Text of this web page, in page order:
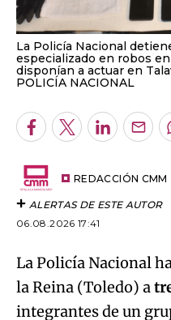
La Policía Nacional
especializado en robos
disponían a actuar en
POLICÍA NACIONAL
Facebook
TwitterLinkedIn
REDACCIÓN CMM
ALERTAS DE ESTE AUTOR
06.08.2026 17:41
La Policía Nacional
la Reina (Toledo) a
integrantes de un